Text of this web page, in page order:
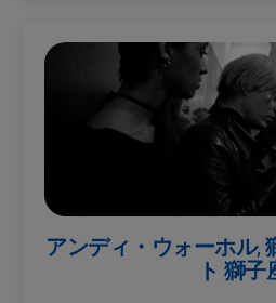
アンディ・ウォーホル,
ト 獅子